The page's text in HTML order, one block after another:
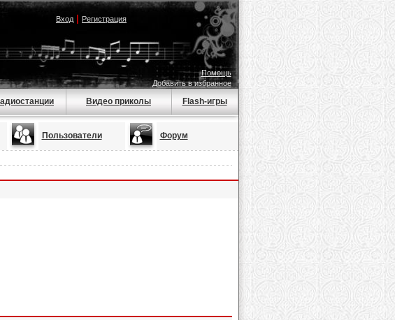
Вход| Регистрация
Помощь
Добавить в избранное
Видео приколы Flash-игры
Пользователи Форум